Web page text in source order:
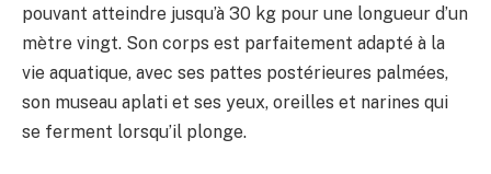
pouvant atteindre jusqu’à 30 kg pour une longueur d’un
mètre vingt. Son corps est parfaitement adapté à la
vie aquatique, avec ses pattes postérieures palmées,
son museau aplati et ses yeux, oreilles et narines qui
se ferment lorsqu’il plonge.